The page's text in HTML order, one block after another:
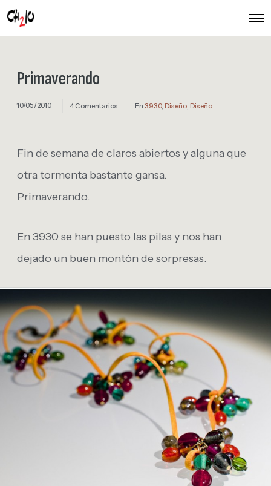
O
Primaverando
10/05/2010 4 Comentarios En 3930, Diseño, Diseño
Fin de semana de claros abiertos y alguna que
otra tormenta bastante gansa.
Primaverando.
En 3930 se han puesto las pilas y nos han
dejado un buen montón de sorpresas.